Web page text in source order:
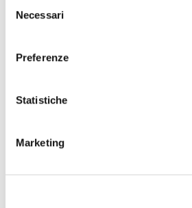
delNecessari
Preferenze
Statistiche
Marketing